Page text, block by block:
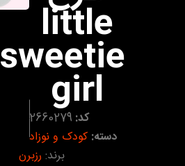
little
sweetie
girl
کد: 2660279
دسته: کودک و نوزاد
برند: رزبرن